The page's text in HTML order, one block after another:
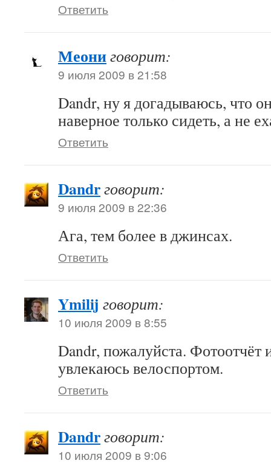
Ответить
Меониговорит:
9 июля 2009 в 21:58
Dandr, ну я догадываюсь, что
наверное только сидеть, а не
Ответить
Dandrговорит:
9 июля 2009 в 22:36
Ага, тем более в джинсах.
Ответить
Ymilij говорит:
10 июля 2009 в 8:55
Dandr, пожалуйста.
увлекаюсь велоспортом.
Ответить
Dandrговорит:
10 июля 2009 в 9:06